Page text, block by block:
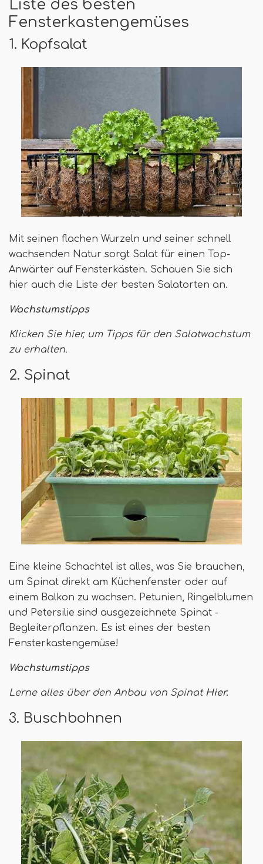
Liste des besten
Fensterkastengemüses
1. Kopfsalat
Mit seinen flachen Wurzeln und seiner schnell
wachsenden Natur sorgt Salat für einen Top-
Anwärter auf Fensterkästen. Schauen Sie sich
hier auch die Liste der besten Salatorten an.
Wachstumstipps
Klicken Sie hier, um Tipps für den Salatwachstum
zu erhalten.
2. Spinat
Eine kleine Schachtel ist alles, was Sie brauchen,
um Spinat direkt am Küchenfenster oder auf
einem Balkon zu wachsen. Petunien, Ringelblumen
und Petersilie sind ausgezeichnete Spinat -
Begleiterpflanzen. Es ist eines der besten
Fensterkastengemüse!
Wachstumstipps
Lerne alles über den Anbau von SpinatHier.
3. Buschbohnen